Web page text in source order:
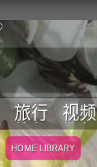
旅行 视频
HOME LIBRARY